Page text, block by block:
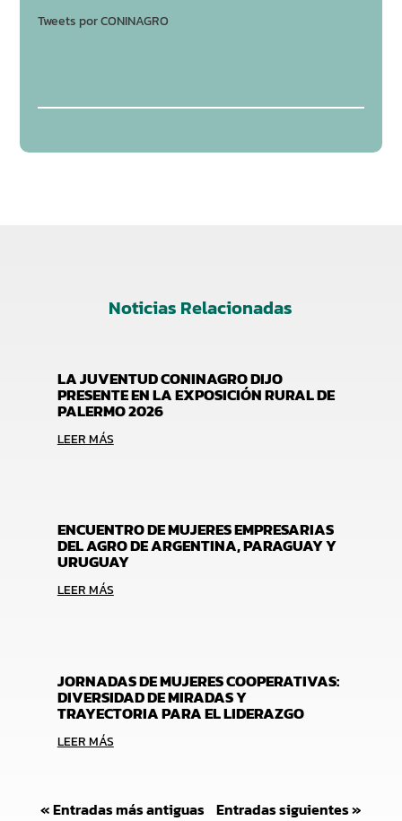
Tweets por CONINAGRO
Noticias Relacionadas
LA JUVENTUD CONINAGRO DIJO
PRESENTE EN LA EXPOSICIÓN RURAL DE
PALERMO 2026
LEER MÁS
ENCUENTRO DE MUJERES EMPRESARIAS
DEL AGRO DE ARGENTINA, PARAGUAY Y
URUGUAY
LEER MÁS
JORNADAS DE MUJERES COOPERATIVAS:
DIVERSIDAD DE MIRADAS Y
TRAYECTORIA PARA EL LIDERAZGO
LEER MÁS
« Entradas más antiguas Entradas siguientes »